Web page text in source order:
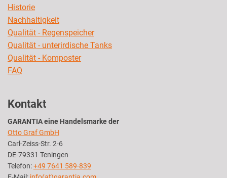
Historie
Nachhaltigkeit
Qualität - Regenspeicher
Qualität - unterirdische Tanks
Qualität - Komposter
FAQ
Kontakt
GARANTIA eine Handelsmarke der
Otto Graf GmbH
Carl-Zeiss-Str. 2-6
DE-79331 Teningen
Telefon:+49 7641 589-839